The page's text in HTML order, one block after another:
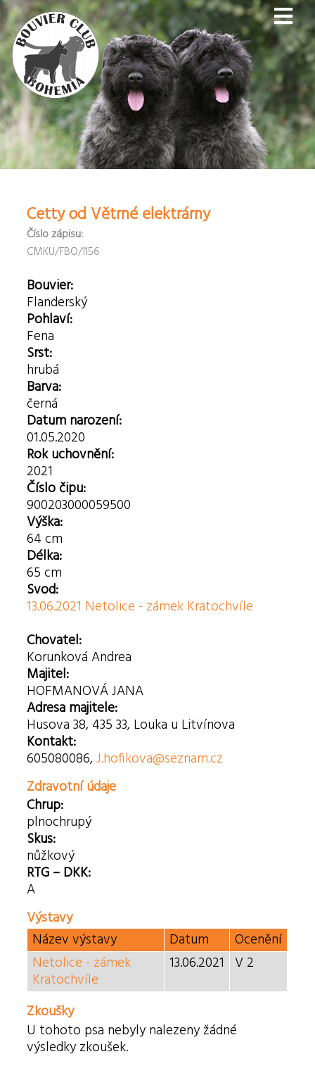
Cetty od Větrné elektrárny
Číslo zápisu:
CMKU/FBO/1156
Bouvier:
Flanderský
Pohlaví:
Fena
Srst:
hrubá
Barva:
černá
Datum narození:
01.05.2020
Rok uchovnění:
2021
Číslo čipu:
900203000059500
Výška:
64 cm
Délka:
65 cm
Svod:
13.06.2021 Netolice - zámek Kratochvíle
Chovatel:
Korunková Andrea
Majitel:
HOFMANOVÁ JANA
Adresa majitele:
Husova 38, 435 33, Louka u Litvínova
Kontakt:
605080086,J.hofikova@seznam.cz
Zdravotní údaje
Chrup:
plnochrupý
Skus:
nůžkový
RTG – DKK:
A
Výstavy
Název výstavy
Datum
Ocenění
Netolice - zámek
Kratochvíle
13.06.2021 V 2
Zkoušky
U tohoto psa nebyly nalezeny žádné
výsledky zkoušek.